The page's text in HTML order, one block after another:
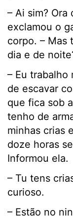
– Ai sim?
exclamou o
corpo. – Mas
dia e de
– Eu trabalho
de escavar
que fica sob
tenho de
minhas crias
doze horas
Informou ela.
– Tu tens
curioso.
– Estão no